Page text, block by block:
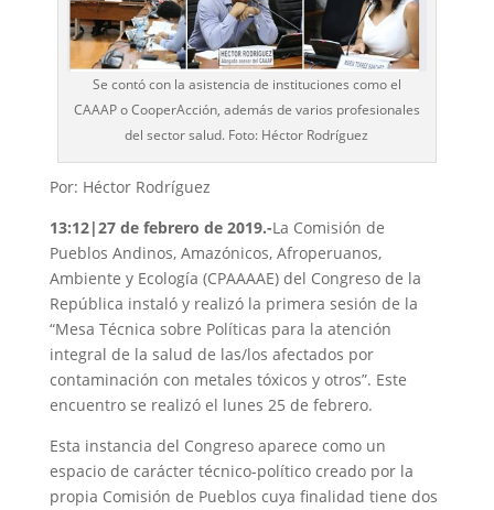
Se contó con la asistencia de instituciones como el
CAAAP o CooperAcción, además de varios profesionales
del sector salud. Foto: Héctor Rodríguez
Por: Héctor Rodríguez
13:12|27 de febrero de 2019.-La Comisión de
Pueblos Andinos, Amazónicos, Afroperuanos,
Ambiente y Ecología (CPAAAAE) del Congreso de la
República instaló y realizó la primera sesión de la
“Mesa Técnica sobre Políticas para la atención
integral de la salud de las/los afectados por
contaminación con metales tóxicos y otros”. Este
encuentro se realizó el lunes 25 de febrero.
Esta instancia del Congreso aparece como un
espacio de carácter técnico-político creado por la
propia Comisión de Pueblos cuya finalidad tiene dos